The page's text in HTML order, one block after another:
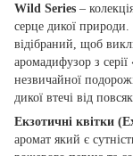
Wild Series –
серце дикої природи.
відібраний, щоб
аромадифузор з
незвичайної
дикої втечі від
Екзотичні квітки
аромат який є